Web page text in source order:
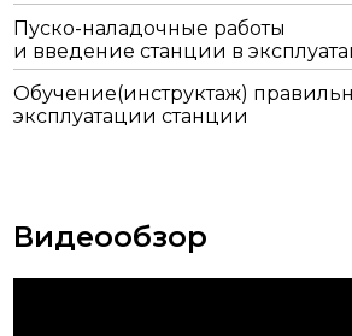
Пуско-наладочные работы
и введение станции в
Обучение(инструктаж)
эксплуатации станции
Видеообзор